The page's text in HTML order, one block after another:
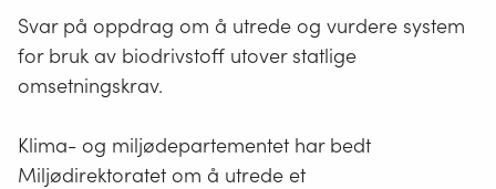
Svar på oppdrag om å utrede og vurdere system
for bruk av biodrivstoff utover statlige
omsetningskrav.
Klima- og miljødepartementet har bedt
Miljødirektoratet om å utrede et